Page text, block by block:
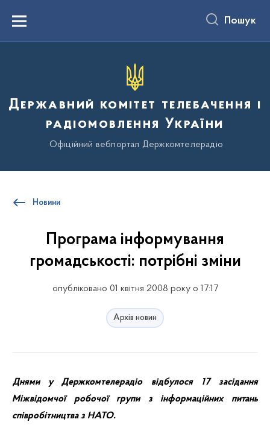
вмістуMenu Пошук
Державний комітет телебачення і
радіомовлення України
Офіційний вебпортал Держкомтелерадіо
Новини
Програма інформування
громадськості: потрібні зміни
опубліковано 01 квітня 2008 року о 17:17
Архів новин
Днями уДержкомтелерадіовідбулося 17 засідання
Міжвідомчої робочої групи з інформаційних питань
співробітництва з НАТО.